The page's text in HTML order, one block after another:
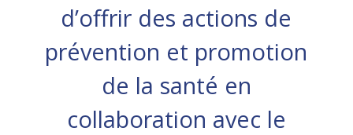
d’offrir des actions de
prévention et promotion
de la santé en
collaboration avec le